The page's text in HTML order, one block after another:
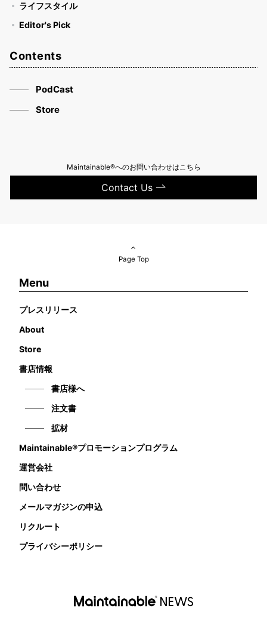
ライフスタイル
Editor's Pick
Contents
PodCast
Store
Maintainable®へのお問い合わせはこちら
Contact Us
Page Top
Menu
プレスリリース
About
Store
書店情報
書店様へ
注文書
拡材
Maintainable®プロモーションプログラム
運営会社
問い合わせ
メールマガジンの申込
リクルート
プライバシーポリシー